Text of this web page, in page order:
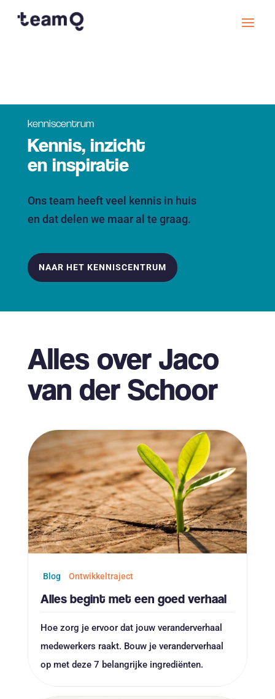
kenniscentrum
Kennis, inzicht
en inspiratie
Ons team heeft veel kennis in huis
en dat delen we maar al te graag.
NAAR HET KENNISCENTRUM
Alles over Jaco
van der Schoor
Blog Ontwikkeltraject
Alles begint met een goed verhaal
Hoe zorg je ervoor dat jouw veranderverhaal
medewerkers raakt. Bouw je veranderverhaal
op met deze 7 belangrijke ingrediënten.